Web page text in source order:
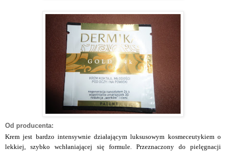
Od producenta:
Krem jest bardzo intensywnie działającym luksusowym kosmeceutykiem o
lekkiej, szybko wchłaniającej się formule. Przeznaczony do pielęgnacji